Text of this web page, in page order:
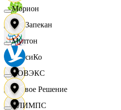
ПанЗапекан
ПепсиКо
Первое Решение
Морион
Мултон
НОВЭКС
ОЛИМПС